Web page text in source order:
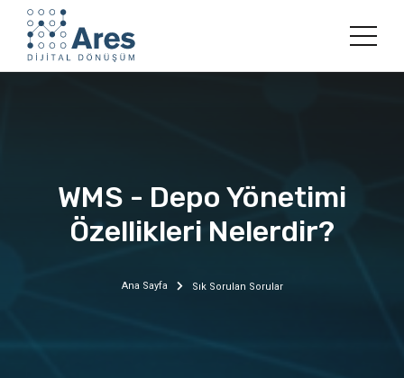
WMS - Depo Yönetimi
Özellikleri Nelerdir?
Ana Sayfa Sık Sorulan Sorular